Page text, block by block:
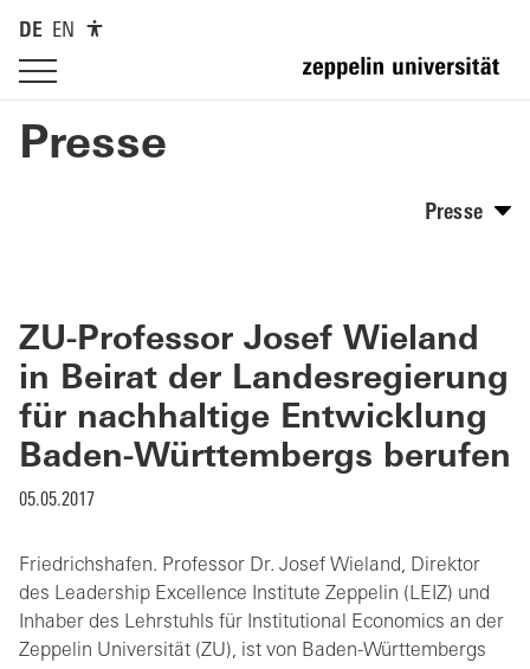
DE EN
Presse
Presse
ZU-Professor Josef Wieland
in Beirat der Landesregierung
für nachhaltige Entwicklung
Baden-Württembergs berufen
05.05.2017
Friedrichshafen. Professor Dr. Josef Wieland, Direktor
des Leadership Excellence Institute Zeppelin (LEIZ) und
Inhaber des Lehrstuhls für Institutional Economics an der
Zeppelin Universität (ZU), ist von Baden-Württembergs